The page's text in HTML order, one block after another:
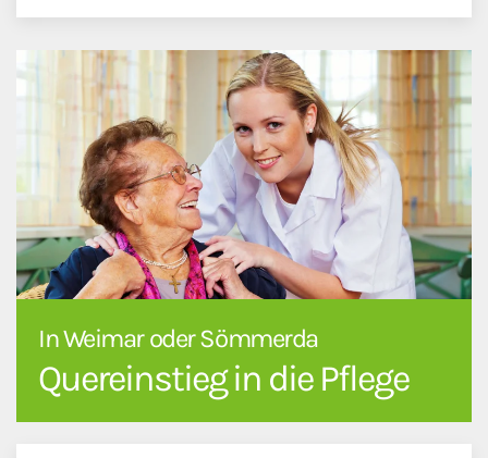
In Weimar oder Sömmerda
Quereinstieg in die Pflege